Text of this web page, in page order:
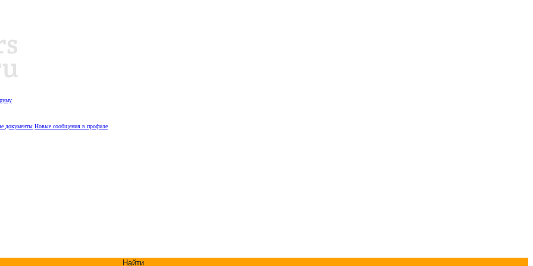
документы Новые сообщения в профиле
Найти